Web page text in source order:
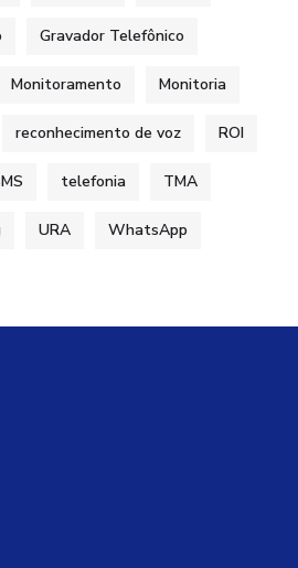
Gravador Telefônico
Monitoramento Monitoria
reconhecimento de voz ROI
telefonia TMA
URA WhatsApp